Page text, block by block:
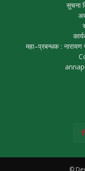
सुचना
महा–प्रबन्धक :